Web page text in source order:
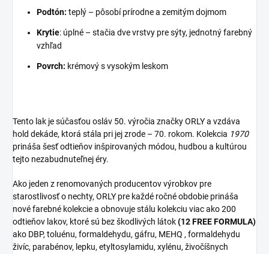
Podtón: teplý – pôsobí prírodne a zemitým dojmom
Krytie: úplné – stačia dve vrstvy pre sýty, jednotný farebný
vzhľad
Povrch: krémový s vysokým leskom
Tento lak je súčasťou osláv 50. výročia značky ORLY a vzdáva
hold dekáde, ktorá stála pri jej zrode – 70. rokom. Kolekcia 1970
prináša šesť odtieňov inšpirovaných módou, hudbou a kultúrou
tejto nezabudnuteľnej éry.
Ako jeden z renomovaných producentov výrobkov pre
starostlivosť o nechty, ORLY pre každé ročné obdobie prináša
nové farebné kolekcie a obnovuje stálu kolekciu viac ako 200
odtieňov lakov, ktoré sú bez škodlivých látok(12 FREE FORMULA)
ako DBP, toluénu, formaldehydu, gáfru, MEHQ , formaldehydu
živíc, parabénov, lepku, etyltosylamidu, xylénu, živočíšnych